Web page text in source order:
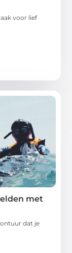
voor lief
met
dat je